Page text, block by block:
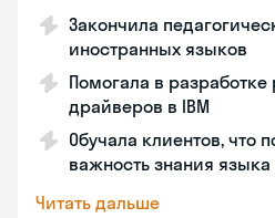
Закончила
иностранных языков
Помогала в
драйверов в IBM
Обучала клиентов, что
важность знания языка
Читать дальше